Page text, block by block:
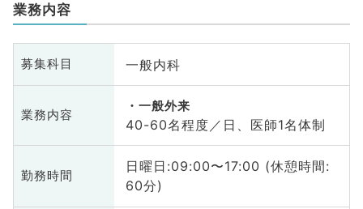
業務内容
募集科目 一般内科
業務内容
一般外来
40-60名程度／日、医師1名体制
勤務時間
日曜日:09:00〜17:00 (休憩時間:
60分)